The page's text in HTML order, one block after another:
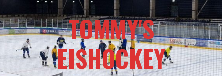
zum
Inhalt
TOMMY'S
EISHOCKEY